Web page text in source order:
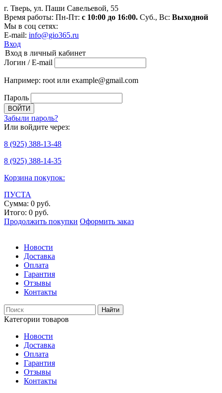
г. Тверь, ул. Паши Савельевой, 55
Время работы: Пн-Пт: с 10:00 до 16:00. Суб., Вс: Выходной
Мы в соц сетях:
E-mail: info@gio365.ru
Вход
Вход в личный кабинет
Логин / E-mail
Например: root или example@gmail.com
Пароль
Забыли пароль?
Или войдите через:
8 (925) 388-13-48
8 (925) 388-14-35
Корзина покупок:
ПУСТА
Сумма: 0 руб.
Итого: 0 руб.
Продолжить покупки Оформить заказ
Новости
Доставка
Оплата
Гарантия
Отзывы
Контакты
Категории товаров
Новости
Доставка
Оплата
Гарантия
Отзывы
Контакты